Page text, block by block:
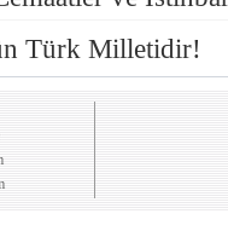
Türk Milletidir!